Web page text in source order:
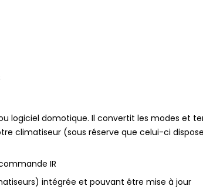
domotique. Il convertit les modes et
climatiseur (sous réserve que celui-ci
IR
intégrée et pouvant être mise à jour